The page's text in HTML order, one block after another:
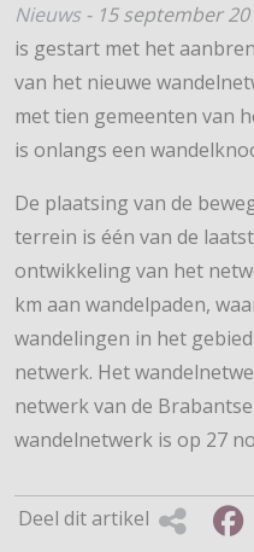
Nieuws - 15 september
is gestart met het
van het nieuwe
met tien gemeenten van
is onlangs een
De plaatsing van de
terrein is één van de
ontwikkeling van het
km aan wandelpaden,
wandelingen in het
netwerk. Het
netwerk van de
wandelnetwerk is op 27
Deel dit artikel